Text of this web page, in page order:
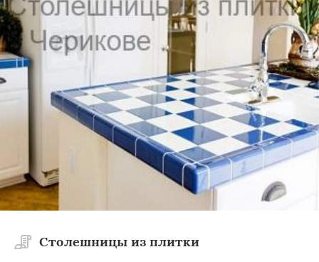
Столешницы из плитки